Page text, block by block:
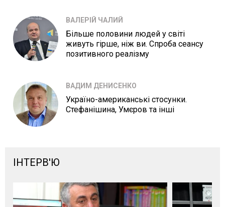
ВАЛЕРІЙ ЧАЛИЙ
Більше половини людей у світі
живуть гірше, ніж ви. Спроба сеансу
позитивного реалізму
ВАДИМ ДЕНИСЕНКО
Україно-американські стосунки.
Стефанішина, Умєров та інші
ІНТЕРВ'Ю